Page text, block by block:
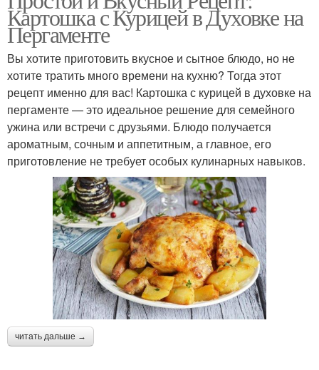
Картошка с Курицей в Духовке на
Пергаменте
Вы хотите приготовить вкусное и сытное блюдо, но не
хотите тратить много времени на кухню? Тогда этот
рецепт именно для вас! Картошка с курицей в духовке на
пергаменте — это идеальное решение для семейного
ужина или встречи с друзьями. Блюдо получается
ароматным, сочным и аппетитным, а главное, его
приготовление не требует особых кулинарных навыков.
читать дальше →